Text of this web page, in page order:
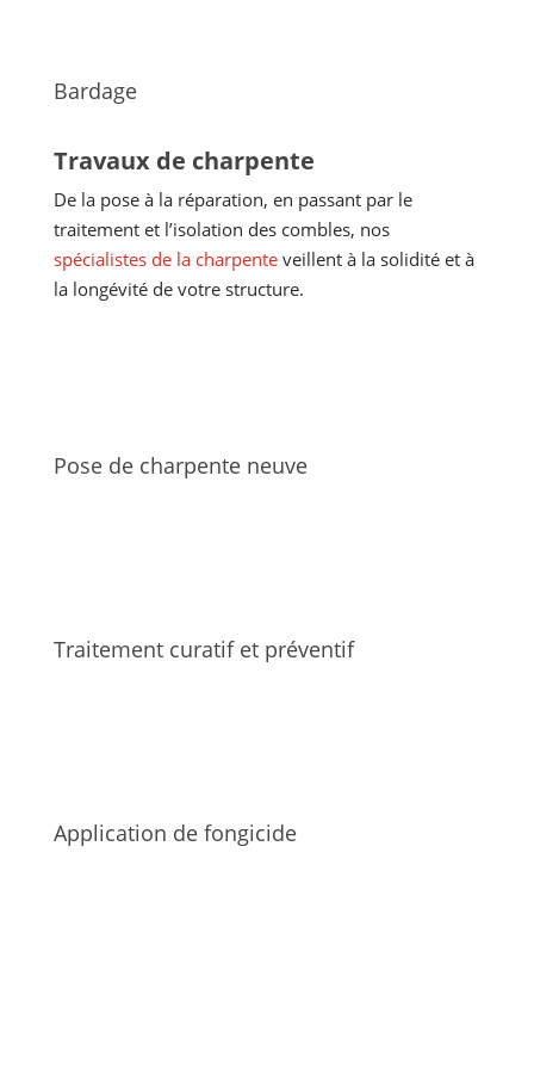
Bardage
Travaux de charpente
De la pose à la réparation, en passant par le
traitement et l’isolation des combles, nos
spécialistes de la charpenteveillent à la solidité et à
la longévité de votre structure.
Pose de charpente neuve
Traitement curatif et préventif
Application de fongicide